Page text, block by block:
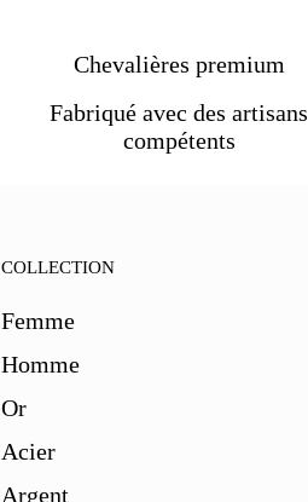
Chevalières premium
Fabriqué avec des artisans
compétents
COLLECTION
Femme
Homme
Or
Acier
Argent